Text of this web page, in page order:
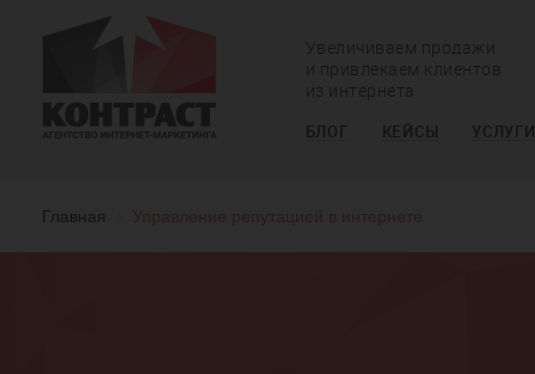
Увеличиваем продажи
и привлекаем клиентов
из интернета
БЛОГ КЕЙСЫ УСЛУГИ
Главная